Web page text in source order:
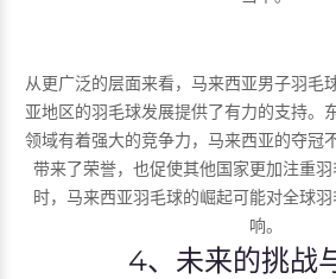
从更广泛的层面来看，马来西亚男子羽毛
亚地区的羽毛球发展提供了有力的支持。
领域有着强大的竞争力，马来西亚的夺冠
带来了荣誉，也促使其他国家更加注重
时，马来西亚羽毛球的崛起可能对全球
响。
4、未来的挑战